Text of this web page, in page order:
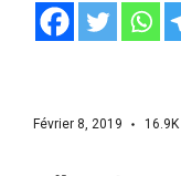
Février 8, 2019 16.9K